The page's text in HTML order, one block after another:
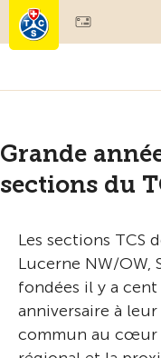
Membres & prestations
Grande
sections du
Les sections TCS
Lucerne NW/OW,
fondées il y a
anniversaire à
commun au cœur